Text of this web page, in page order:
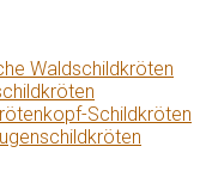
Waldschildkröten
Schildkröten